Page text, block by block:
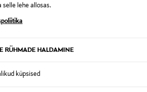
selle lehe allosas.
RÜHMADE HALDAMINE
küpsised
KA